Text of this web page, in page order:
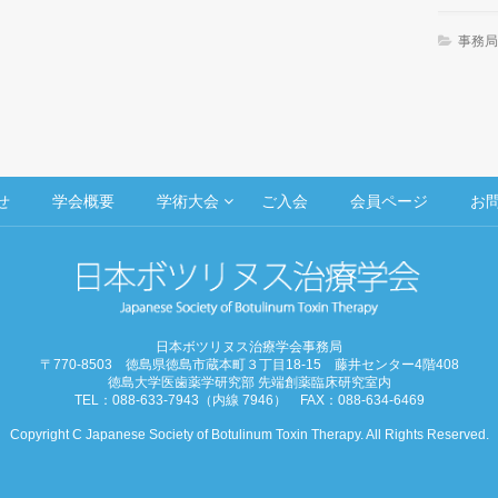
事務
学会概要 学術大会 ご入会 会員ページ お
日本ボツリヌス治療学会事務局
〒770-8503 徳島県徳島市蔵本町３丁目18-15 藤井センター4階408
徳島大学医歯薬学研究部 先端創薬臨床研究室内
TEL：088-633-7943（内線 7946） FAX：088-634-6469
Copyright C Japanese Society of Botulinum Toxin Therapy. All Rights Reserved.